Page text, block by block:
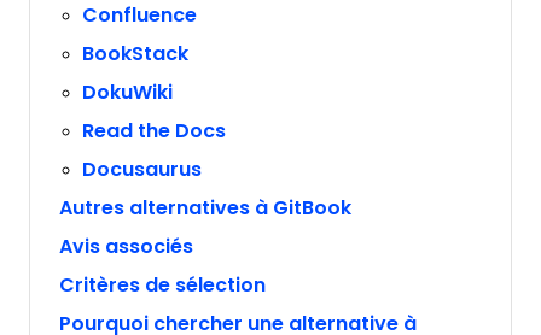
Confluence
BookStack
DokuWiki
Read the Docs
Docusaurus
Autres alternatives à GitBook
Avis associés
Critères de sélection
Pourquoi chercher une alternative à